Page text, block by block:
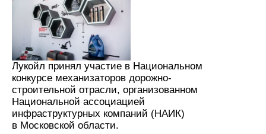
Лукойл принял участие в Национальном
конкурсе механизаторов дорожно-
строительной отрасли, организованном
Национальной ассоциацией
инфраструктурных компаний (НАИК)
в Московской области.